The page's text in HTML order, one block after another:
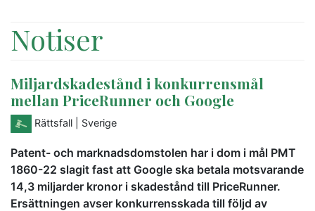
Notiser
Miljardskadestånd i konkurrensmål
mellan PriceRunner och Google
Rättsfall | Sverige
Patent- och marknadsdomstolen har i dom i mål PMT
1860-22 slagit fast att Google ska betala motsvarande
14,3 miljarder kronor i skadestånd till PriceRunner.
Ersättningen avser konkurrensskada till följd av